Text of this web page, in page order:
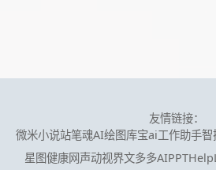
友情链接：
微米小说站笔魂AI绘图库宝ai工作助手智
星图健康网声动视界文多多AIPPT